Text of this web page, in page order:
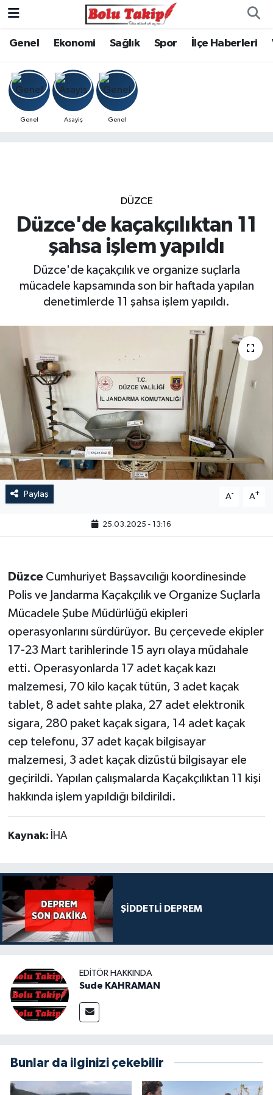
Genel Ekonomi Sağlık Spor İlçe Haberleri
Genel Asayiş Genel
DÜZCE
Düzce'de kaçakçılıktan 11
şahsa işlem yapıldı
Düzce'de kaçakçılık ve organize suçlarla
mücadele kapsamında son bir haftada yapılan
denetimlerde 11 şahsa işlem yapıldı.
Paylaş A- A+
25.03.2025 - 13:16
DüzceCumhuriyet Başsavcılığı koordinesinde
Polis ve Jandarma Kaçakçılık ve Organize Suçlarla
Mücadele Şube Müdürlüğü ekipleri
operasyonlarını sürdürüyor. Bu çerçevede ekipler
17-23 Mart tarihlerinde 15 ayrı olaya müdahale
etti. Operasyonlarda 17 adet kaçak kazı
malzemesi, 70 kilo kaçak tütün, 3 adet kaçak
tablet, 8 adet sahte plaka, 27 adet elektronik
sigara, 280 paket kaçak sigara, 14 adet kaçak
cep telefonu, 37 adet kaçak bilgisayar
malzemesi, 3 adet kaçak dizüstü bilgisayar ele
geçirildi. Yapılan çalışmalarda Kaçakçılıktan 11 kişi
hakkında işlem yapıldığı bildirildi.
Kaynak: İHA
ŞİDDETLİ DEPREM
EDITÖR HAKKINDA
Sude KAHRAMAN
Bunlar da ilginizi çekebilir